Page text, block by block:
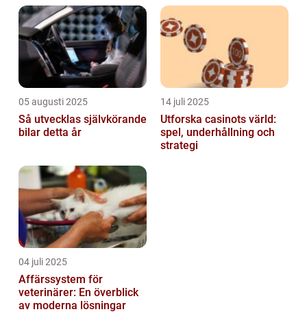
05 augusti 2025
Så utvecklas självkörande
bilar detta år
14 juli 2025
Utforska casinots värld:
spel, underhållning och
strategi
04 juli 2025
Affärssystem för
veterinärer: En överblick
av moderna lösningar